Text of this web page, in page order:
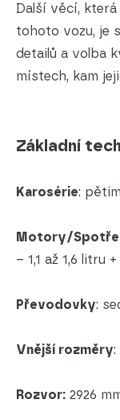
Další věcí,
tohoto vozu, je
detailů a volba
místech, kam
Základní
Karosérie:
Motory/
– 1,1 až 1,6 litru
Převodovky:
Vnější rozměry:
Rozvor: 2926